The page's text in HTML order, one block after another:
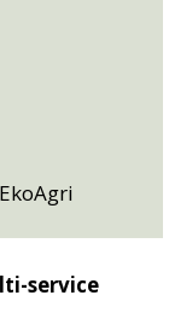
service